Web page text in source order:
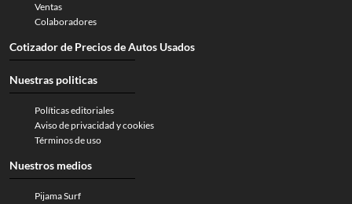
Ventas
Colaboradores
Cotizador de Precios de Autos Usados
Nuestras politicas
Políticas editoriales
Aviso de privacidad y cookies
Términos de uso
Nuestros medios
Pijama Surf